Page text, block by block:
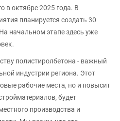
в октябре 2025 года. В
планируется создать 30
начальном этапе здесь уже
полистиролбетона - важный
индустрии региона. Этот
рабочие места, но и повысит
будет
производства и